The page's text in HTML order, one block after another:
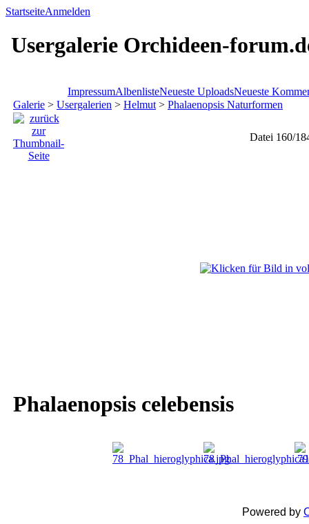
StartseiteAnmelden
Usergalerie Orchideen-
ImpressumAlbenlisteNeueste UploadsNeueste
Galerie > Usergalerien > Helmut > Phalaenopsis Naturformen
Datei 160/
Phalaenopsis celebensis
Powered by